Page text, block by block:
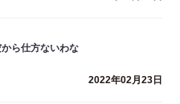
ら仕方ないわな
2022年02月23日